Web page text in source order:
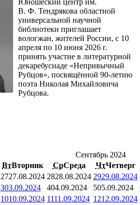
Юношеский центр им.
В. Ф. Тендрякова областной
универсальной научной
библиотеки приглашает
вологжан, жителей России, с 10
апреля по 10 июня 2026 г.
принять участие в литературной
декаребусиаде «Непривычный
Рубцов», посвящённой 90-летию
поэта Николая Михайловича
Рубцова.
Сентябрь 2024
ВтВторник СрСреда ЧтЧетверг
2727.08.2024 2828.08.2024 2929.08.2024
303.09.2024 404.09.2024 505.09.2024
1010.09.2024 1111.09.2024 1212.09.2024